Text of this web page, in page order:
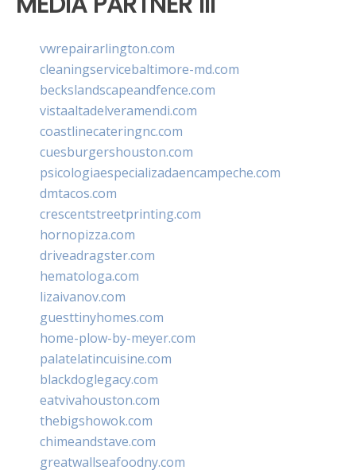
vwrepairarlington.com
cleaningservicebaltimore-md.com
beckslandscapeandfence.com
vistaaltadelveramendi.com
coastlinecateringnc.com
cuesburgershouston.com
psicologiaespecializadaencampeche.com
dmtacos.com
crescentstreetprinting.com
hornopizza.com
driveadragster.com
hematologa.com
lizaivanov.com
guesttinyhomes.com
home-plow-by-meyer.com
palatelatincuisine.com
blackdoglegacy.com
eatvivahouston.com
thebigshowok.com
chimeandstave.com
greatwallseafoodny.com